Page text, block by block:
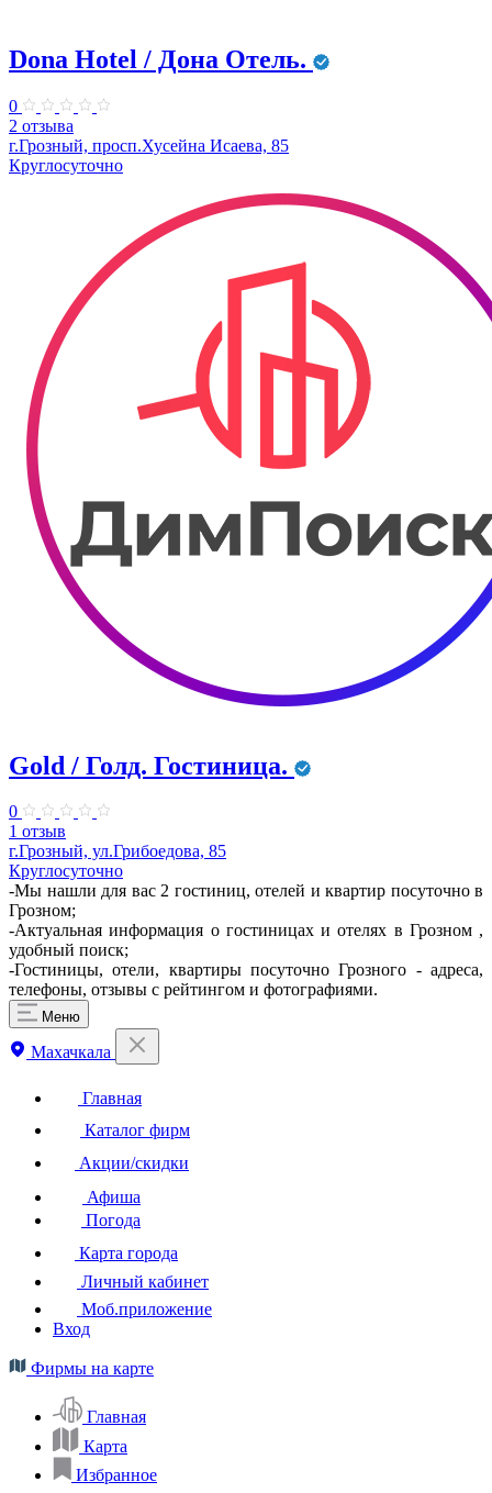
Dona Hotel / Дона Отель.
0
2 отзыва
г.Грозный, просп.Хусейна Исаева, 85
Круглосуточно
Gold / Голд. Гостиница.
0
1 отзыв
г.Грозный, ул.Грибоедова, 85
Круглосуточно
-Мы нашли для вас 2 гостиниц, отелей и квартир посуточно в
Грозном;
-Актуальная информация о гостиницах и отелях в Грозном ,
удобный поиск;
-Гостиницы, отели, квартиры посуточно Грозного - адреса,
телефоны, отзывы с рейтингом и фотографиями.
Меню
Махачкала
Главная
Каталог фирм
Акции/скидки
Афиша
Погода
Карта города
Личный кабинет
Моб.приложение
Вход
Фирмы на карте
Главная
Карта
Избранное